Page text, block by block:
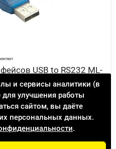
USB to RS232 ML-
и сервисы аналитики (в
улучшения работы
сайтом, вы даёте
персональных данных.
.